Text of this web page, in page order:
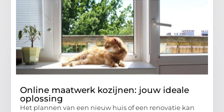
Online maatwerk kozijnen: jouw ideale
oplossing
Het plannen van een nieuw huis of een renovatie kan